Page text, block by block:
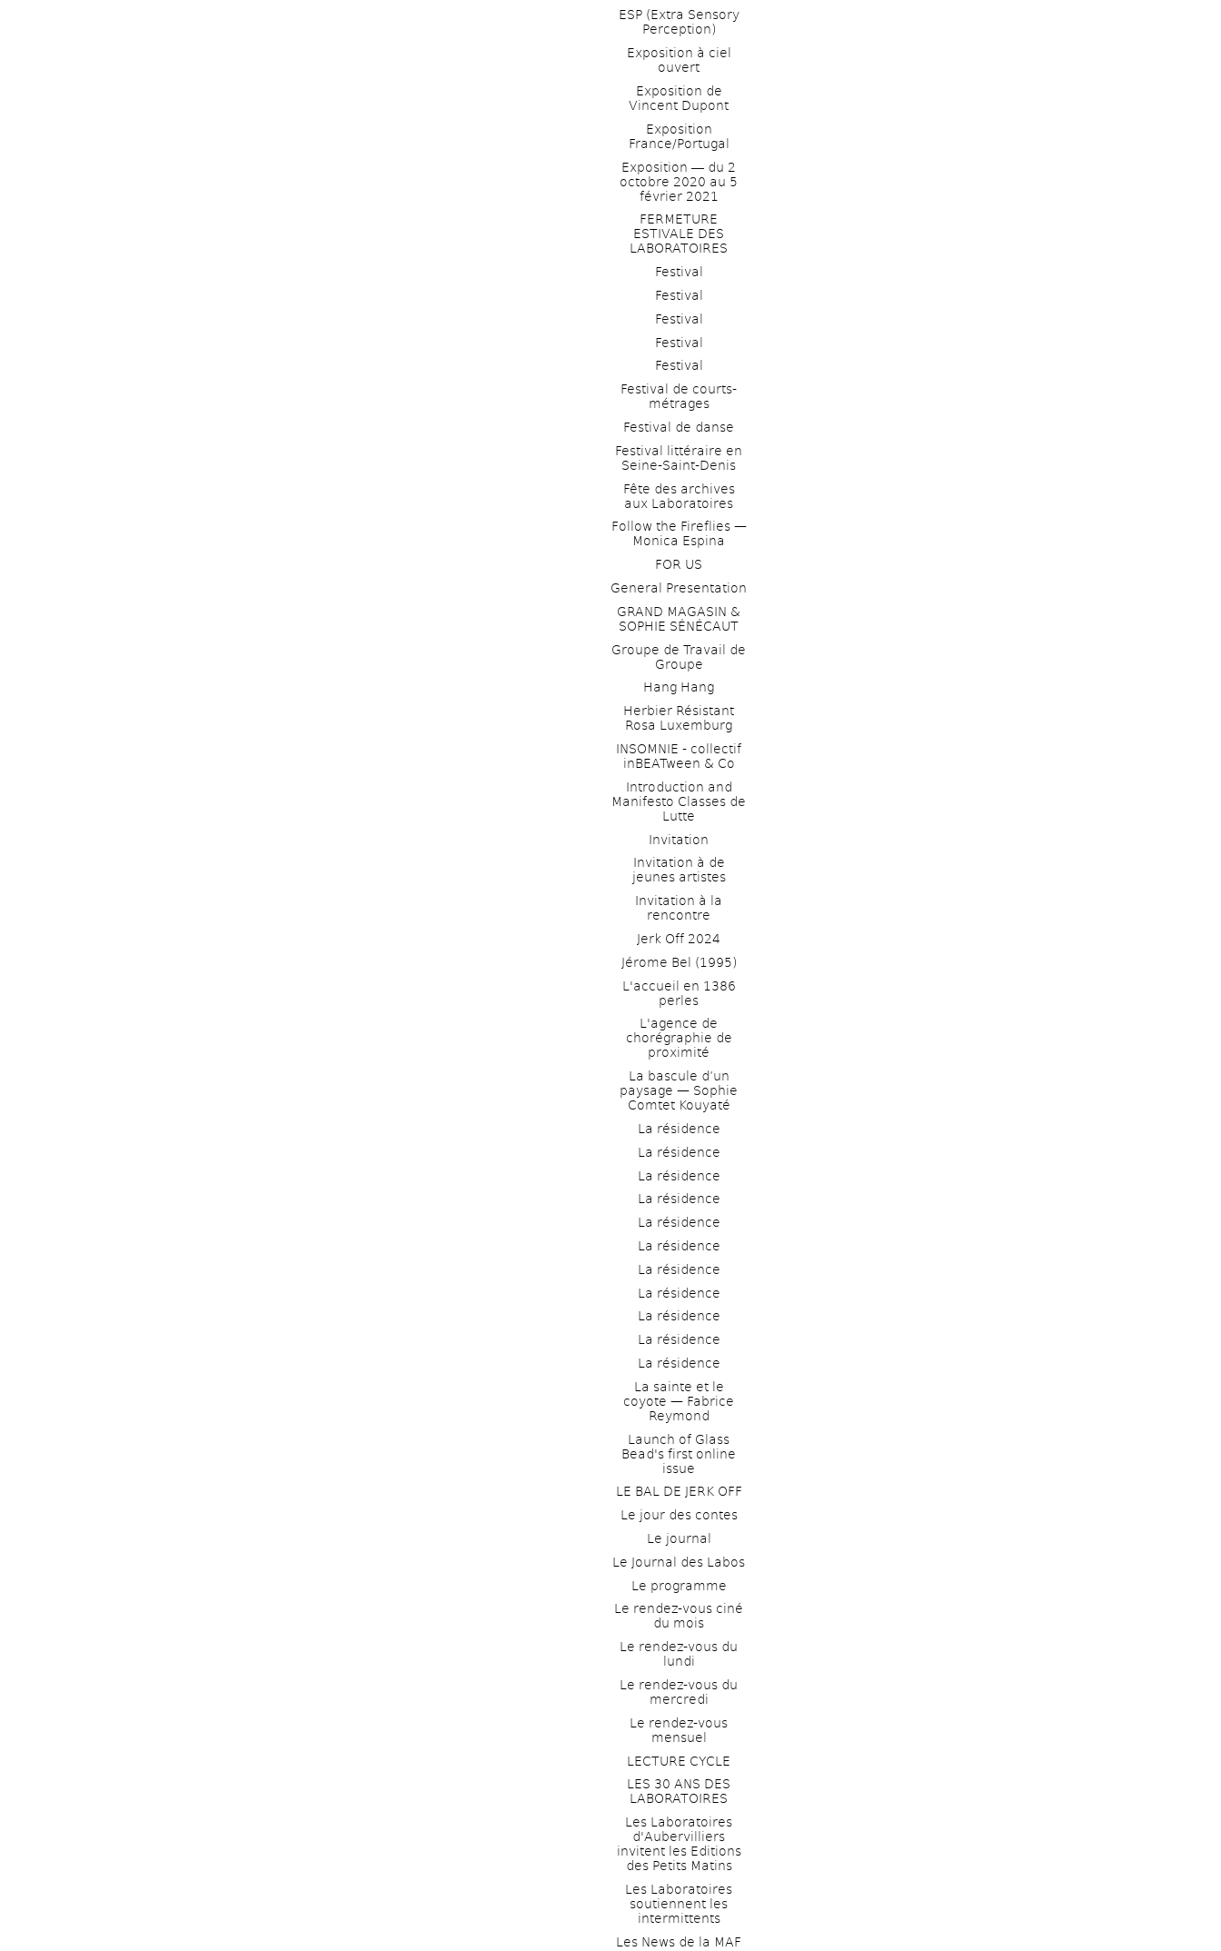
ESP (Extra Sensory
Perception)
Exposition à ciel
ouvert
Exposition de
Vincent Dupont
Exposition
France/Portugal
Exposition ― du 2
octobre 2020 au 5
février 2021
FERMETURE
ESTIVALE DES
LABORATOIRES
Festival
Festival
Festival
Festival
Festival
Festival de courts-
métrages
Festival de danse
Festival littéraire en
Seine-Saint-Denis
Fête des archives
aux Laboratoires
Follow the Fireflies —
Monica Espina
FOR US
General Presentation
GRAND MAGASIN &
SOPHIE SÉNÉCAUT
Groupe de Travail de
Groupe
Hang Hang
Herbier Résistant
Rosa Luxemburg
INSOMNIE - collectif
inBEATween & Co
Introduction and
Manifesto Classes de
Lutte
Invitation
Invitation à de
jeunes artistes
Invitation à la
rencontre
Jerk Off 2024
Jérome Bel (1995)
L'accueil en 1386
perles
L'agence de
chorégraphie de
proximité
La bascule d’un
paysage — Sophie
Comtet Kouyaté
La résidence
La résidence
La résidence
La résidence
La résidence
La résidence
La résidence
La résidence
La résidence
La résidence
La résidence
La sainte et le
coyote — Fabrice
Reymond
Launch of Glass
Bead's first online
issue
LE BAL DE JERK OFF
Le jour des contes
Le journal
Le Journal des Labos
Le programme
Le rendez-vous ciné
du mois
Le rendez-vous du
lundi
Le rendez-vous du
mercredi
Le rendez-vous
mensuel
LECTURE CYCLE
LES 30 ANS DES
LABORATOIRES
Les Laboratoires
d'Aubervilliers
invitent les Editions
des Petits Matins
Les Laboratoires
soutiennent les
intermittents
Les News de la MAF